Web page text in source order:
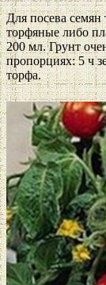
Для посева
торфяные либо
200 мл. Грунт
пропорциях: 5 ч
торфа.